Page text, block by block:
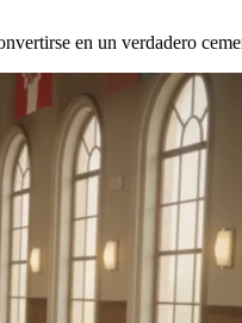
en un verdadero